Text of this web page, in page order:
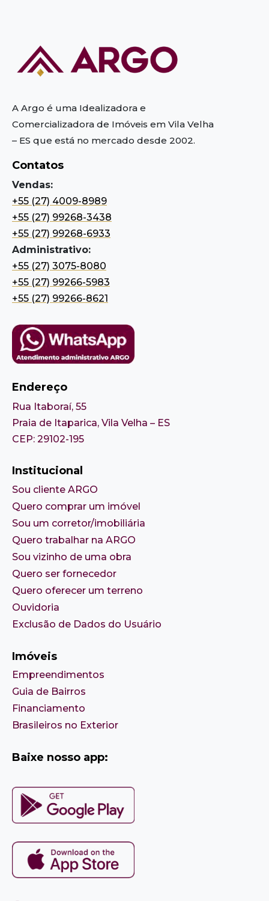
A Argo é uma Idealizadora e
Comercializadora de Imóveis em Vila Velha
– ES que está no mercado desde 2002.
Contatos
Vendas:
+55 (27) 4009-8989
+55 (27) 99268-3438
+55 (27) 99268-6933
Administrativo:
+55 (27) 3075-8080
+55 (27) 99266-5983
+55 (27) 99266-8621
Endereço
Rua Itaboraí, 55
Praia de Itaparica, Vila Velha – ES
CEP: 29102-195
Institucional
Sou cliente ARGO
Quero comprar um imóvel
Sou um corretor/imobiliária
Quero trabalhar na ARGO
Sou vizinho de uma obra
Quero ser fornecedor
Quero oferecer um terreno
Ouvidoria
Exclusão de Dados do Usuário
Imóveis
Empreendimentos
Guia de Bairros
Financiamento
Brasileiros no Exterior
Baixe nosso app: